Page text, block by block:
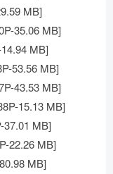
MB]
35.06 MB]
MB]
53.56 MB]
43.53 MB]
15.13 MB]
MB]
22.26 MB]
MB]